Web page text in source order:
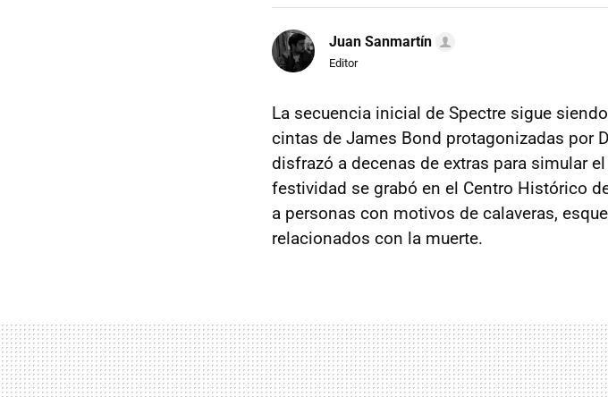
Juan Sanmartín
Editor
La secuencia inicial de Spectre sigue
cintas de James Bond protagonizadas por
disfrazó a decenas de extras para simular el
festividad se grabó en el Centro Histórico
a personas con motivos de calaveras,
relacionados con la muerte.